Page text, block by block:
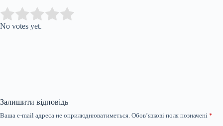
Rate this item:
No votes yet.
Залишити відповідь
Ваша e-mail адреса не оприлюднюватиметься. Обов’язкові поля позначені *